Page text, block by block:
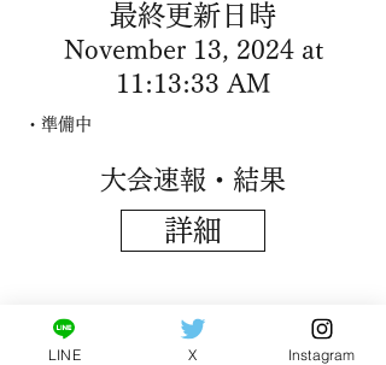
​最終更新日時
November 13, 2024 at
11:13:33 AM
・準備中
​大会速報・結果
詳細
Back
LINE
X Instagram